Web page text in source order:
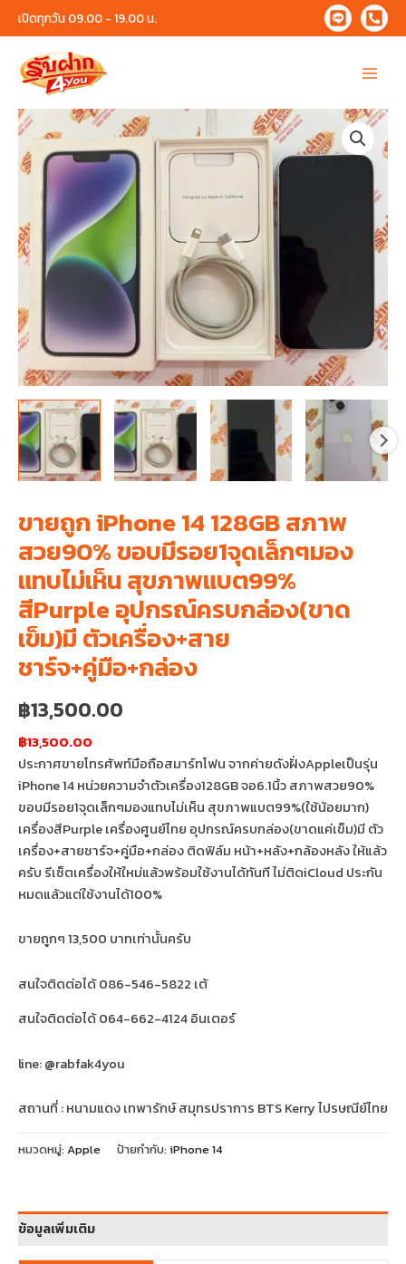
Skip
to
content
เปิดทุกวัน 09.00 - 19.00 น.
Main
Menu
ขายถูก iPhone 14 128GB สภาพ
สวย90% ขอบมีรอย1จุดเล็กๆมอง
แทบไม่เห็น สุขภาพแบต99%
สีPurple อุปกรณ์ครบกล่อง(ขาด
เข็ม)มี ตัวเครื่อง+สาย
ชาร์จ+คู่มือ+กล่อง
฿13,500.00
฿13,500.00
ประกาศขายโทรศัพท์มือถือสมาร์ทโฟน จากค่ายดังฝั่งAppleเป็นรุ่น
iPhone 14 หน่วยความจำตัวเครื่อง128GB จอ6.1นิ้ว สภาพสวย90%
ขอบมีรอย1จุดเล็กๆมองแทบไม่เห็น สุขภาพแบต99%(ใช้น้อยมาก)
เครื่องสีPurple เครื่องศูนย์ไทย อุปกรณ์ครบกล่อง(ขาดแค่เข็ม)มี ตัว
เครื่อง+สายชาร์จ+คู่มือ+กล่อง ติดฟิล์ม หน้า+หลัง+กล้องหลัง ให้แล้ว
ครับ รีเซ็ตเครื่องให้ใหม่แล้วพร้อมใช้งานได้ทันที ไม่ติดiCloud ประกัน
หมดแล้วแต่ใช้งานได้100%
ขายถูกๆ 13,500 บาทเท่านั้นครับ
สนใจติดต่อได้ 086-546-5822 เต้
สนใจติดต่อได้ 064-662-4124 อินเตอร์
line: @rabfak4you
สถานที่ : หนามแดง เทพารักษ์ สมุทรปราการ BTS Kerry ไปรษณีย์ไทย
หมวดหมู่: Apple ป้ายกำกับ: iPhone 14
ข้อมูลเพิ่มเติม